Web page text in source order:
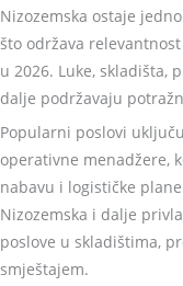
Nizozemska ostaje
što održava
u 2026. Luke, skladišta,
dalje podržavaju
Popularni poslovi
operativne menadžere,
nabavu i logističke
Nizozemska i dalje
poslove u skladištima,
smještajem.